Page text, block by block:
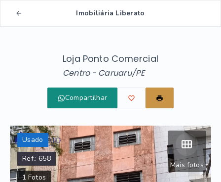
Imobiliária Liberato
Loja Ponto Comercial
Centro - Caruaru/PE
Compartilhar
Mais fotos
Usado
Ref.:658
1 Fotos